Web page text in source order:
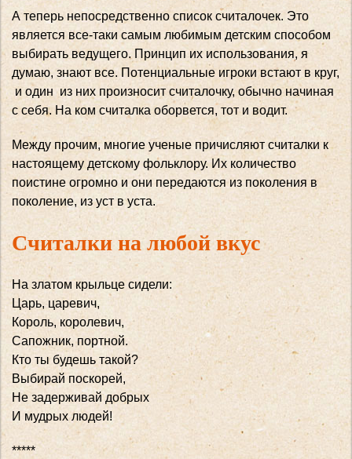
А теперь непосредственно список считалочек. Это
является все-таки самым любимым детским способом
выбирать ведущего. Принцип их использования, я
думаю, знают все. Потенциальные игроки встают в круг,
и один из них произносит считалочку, обычно начиная
с себя. На ком считалка оборвется, тот и водит.
Между прочим, многие ученые причисляют считалки к
настоящему детскому фольклору. Их количество
поистине огромно и они передаются из поколения в
поколение, из уст в уста.
Считалки на любой вкус
На златом крыльце сидели:
Царь, царевич,
Король, королевич,
Сапожник, портной.
Кто ты будешь такой?
Выбирай поскорей,
Не задерживай добрых
И мудрых людей!
*****